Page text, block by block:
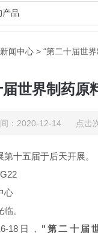
新闻中心 > “第二十届世
世界制药原
间：2020-12-14 点击
十五届于后天开展。
心
。
18日， "第二十届